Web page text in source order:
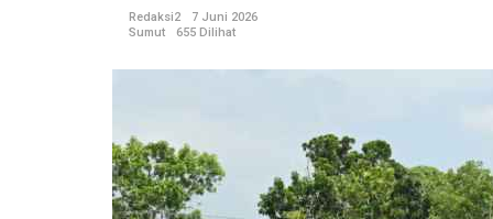
u
P
e
Redaksi2
7 Juni 2026
Sumut
655 Dilihat